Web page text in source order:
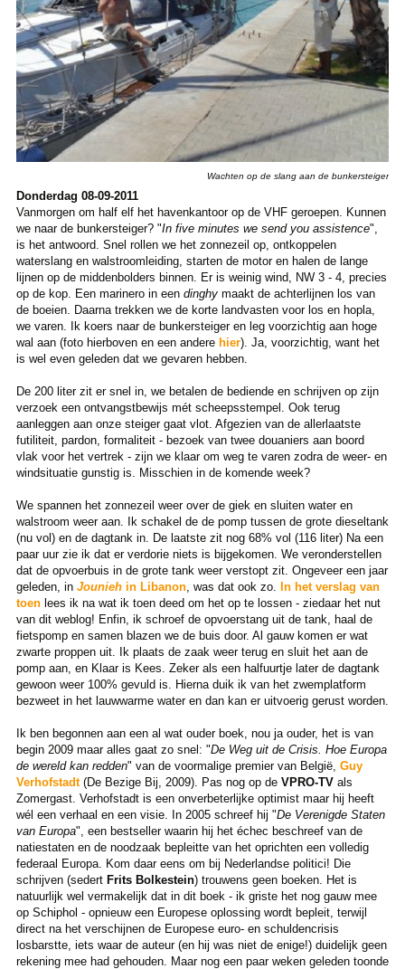
Wachten op de slang aan de bunkersteiger
Donderdag 08-09-2011
Vanmorgen om half elf het havenkantoor op de VHF geroepen. Kunnen
we naar de bunkersteiger? "In five minutes we send you assistence",
is het antwoord. Snel rollen we het zonnezeil op, ontkoppelen
waterslang en walstroomleiding, starten de motor en halen de lange
lijnen op de middenbolders binnen. Er is weinig wind, NW 3 - 4, precies
op de kop. Een marinero in een dinghymaakt de achterlijnen los van
de boeien. Daarna trekken we de korte landvasten voor los en hopla,
we varen. Ik koers naar de bunkersteiger en leg voorzichtig aan hoge
wal aan (foto hierboven en een andere hier). Ja, voorzichtig, want het
is wel even geleden dat we gevaren hebben.
De 200 liter zit er snel in, we betalen de bediende en schrijven op zijn
verzoek een ontvangstbewijs mét scheepsstempel. Ook terug
aanleggen aan onze steiger gaat vlot. Afgezien van de allerlaatste
futiliteit, pardon, formaliteit - bezoek van twee douaniers aan boord
vlak voor het vertrek - zijn we klaar om weg te varen zodra de weer- en
windsituatie gunstig is. Misschien in de komende week?
We spannen het zonnezeil weer over de giek en sluiten water en
walstroom weer aan. Ik schakel de de pomp tussen de grote dieseltank
(nu vol) en de dagtank in. De laatste zit nog 68% vol (116 liter) Na een
paar uur zie ik dat er verdorie niets is bijgekomen. We veronderstellen
dat de opvoerbuis in de grote tank weer verstopt zit. Ongeveer een jaar
geleden, in Jouniehin Libanon, was dat ook zo. In het verslag van
toenlees ik na wat ik toen deed om het op te lossen - ziedaar het nut
van dit weblog! Enfin, ik schroef de opvoerstang uit de tank, haal de
fietspomp en samen blazen we de buis door. Al gauw komen er wat
zwarte proppen uit. Ik plaats de zaak weer terug en sluit het aan de
pomp aan, en Klaar is Kees. Zeker als een halfuurtje later de dagtank
gewoon weer 100% gevuld is. Hierna duik ik van het zwemplatform
bezweet in het lauwwarme water en dan kan er uitvoerig gerust worden.
Ik ben begonnen aan een al wat ouder boek, nou ja ouder, het is van
begin 2009 maar alles gaat zo snel: "De Weg uit de Crisis. Hoe Europa
de wereld kan redden" van de voormalige premier van België, Guy
Verhofstadt(De Bezige Bij, 2009). Pas nog op de VPRO-TVals
Zomergast. Verhofstadt is een onverbeterlijke optimist maar hij heeft
wél een verhaal en een visie. In 2005 schreef hij "De Verenigde Staten
van Europa", een bestseller waarin hij het échec beschreef van de
natiestaten en de noodzaak bepleitte van het oprichten een volledig
federaal Europa. Kom daar eens om bij Nederlandse politici! Die
schrijven (sedert Frits Bolkestein) trouwens geen boeken. Het is
natuurlijk wel vermakelijk dat in dit boek - ik griste het nog gauw mee
op Schiphol - opnieuw een Europese oplossing wordt bepleit, terwijl
direct na het verschijnen de Europese euro- en schuldencrisis
losbarstte, iets waar de auteur (en hij was niet de enige!) duidelijk geen
rekening mee had gehouden. Maar nog een paar weken geleden toonde